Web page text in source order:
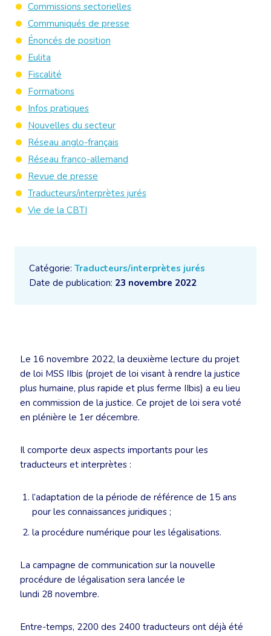
Catégorie: Traducteurs/interprètes jurés
Date de publication: 23 novembre 2022
Le 16 novembre 2022, la deuxième lecture du projet
de loi MSS IIbis (projet de loi visant à rendre la justice
plus humaine, plus rapide et plus ferme IIbis) a eu lieu
en commission de la justice. Ce projet de loi sera voté
en plénière le 1er décembre.
Il comporte deux aspects importants pour les
traducteurs et interprètes :
l’adaptation de la période de référence de 15 ans
pour les connaissances juridiques ;
la procédure numérique pour les légalisations.
La campagne de communication sur la nouvelle
procédure de légalisation sera lancée le
lundi 28 novembre.
Entre-temps, 2200 des 2400 traducteurs ont déjà été
Commissions sectorielles
Communiqués de presse
Énoncés de position
Eulita
Fiscalité
Formations
Infos pratiques
Nouvelles du secteur
Réseau anglo-français
Réseau franco-allemand
Revue de presse
Traducteurs/interprètes jurés
Vie de la CBTI